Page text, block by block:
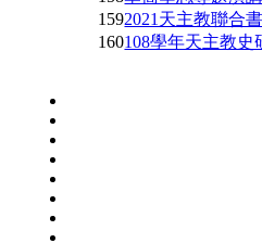
1592021天主教聯合
160108學年天主教史